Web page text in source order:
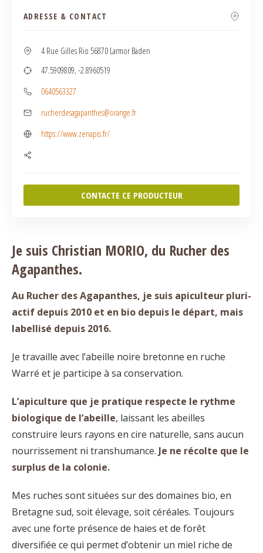
ADRESSE & CONTACT
4 Rue Gilles Rio 56870 Larmor Baden
47.5909809, -2.8960519
0640563327
rucherdesagapanthes@orange.fr
https://www.zenapis.fr/
CONTACTE CE PRODUCTEUR
Je suis Christian MORIO, du Rucher des
Agapanthes.
Au Rucher des Agapanthes, je suis apiculteur pluri-
actif depuis 2010 et en bio depuis le départ, mais
labellisé depuis 2016.
Je travaille avec l’abeille noire bretonne en ruche
Warré et je participe à sa conservation.
L’apiculture que je pratique respecte le rythme
biologique de l’abeille, laissant les abeilles
construire leurs rayons en cire naturelle, sans aucun
nourrissement ni transhumance. Je ne récolte que le
surplus de la colonie.
Mes ruches sont situées sur des domaines bio, en
Bretagne sud, soit élevage, soit céréales. Toujours
avec une forte présence de haies et de forêt
diversifiée ce qui permet d’obtenir un miel riche de